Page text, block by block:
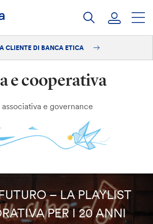
CLIENTE DI BANCA ETICA
e cooperativa
e governance
– LA PLAYLIST
PER I 20 ANNI